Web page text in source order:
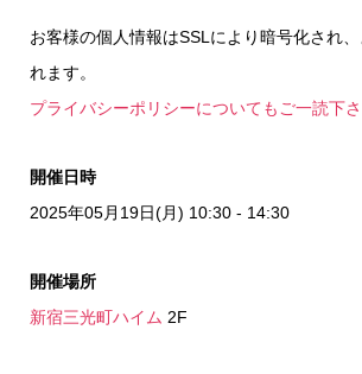
お客様の個人情報はSSLにより暗号化され
れます。
プライバシーポリシーについてもご一読下さ
開催日時
2025年05月19日(月) 10:30 - 14:30
開催場所
新宿三光町ハイム 2F